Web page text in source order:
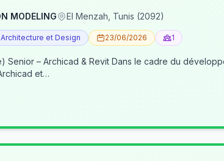
MODELING El Menzah, Tunis (2092)
Architecture et Design 23/06/2026 1
de nos activités BIM, nous recherchons un(e) BIM
et…